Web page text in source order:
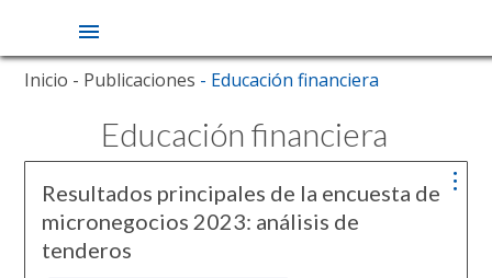
PasarInicio - Publicaciones - Educación financiera
Educación financiera
Resultados principales de la encuesta de
micronegocios 2023: análisis de
tenderos